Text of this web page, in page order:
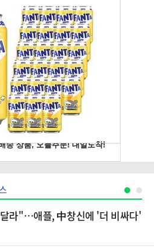
라"…애플, 中창신에 '더 비싸다'